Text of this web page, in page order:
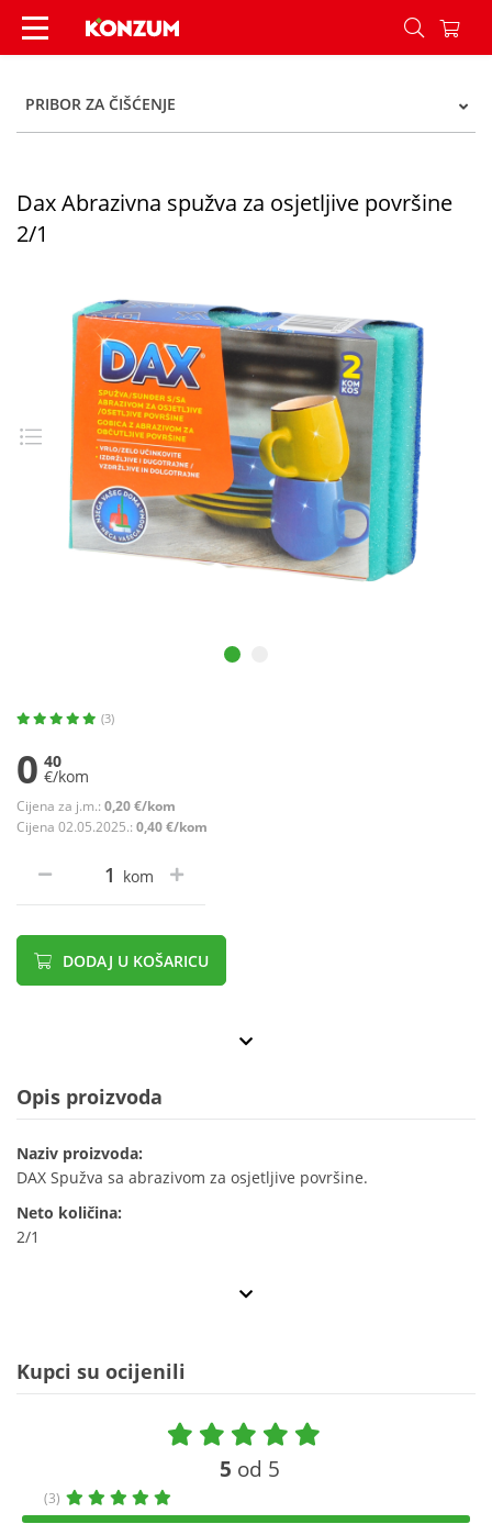
Dax Abrazivna spužva za osjetljive površine 2/1
PRIBOR ZA ČIŠĆENJE
Dax Abrazivna spužva za osjetljive površine
2/1
(3)
0 40
€/kom
Cijena za j.m.: 0,20 €/kom
Cijena 02.05.2025.: 0,40 €/kom
kom
DODAJ U KOŠARICU
Opis proizvoda
Naziv proizvoda:
DAX Spužva sa abrazivom za osjetljive površine.
Neto količina:
2/1
Kupci su ocijenili
5 od 5
(3)